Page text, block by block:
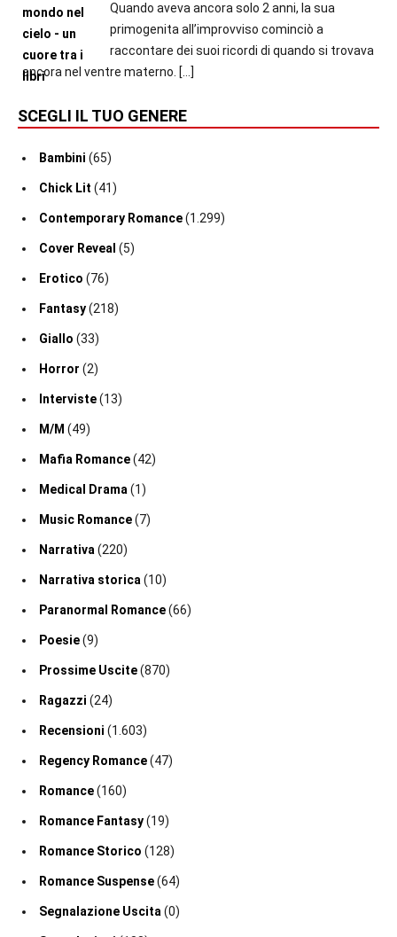
Quando aveva ancora solo 2 anni, la sua
primogenita all’improvviso cominciò a
raccontare dei suoi ricordi di quando si trovava
ancora nel ventre materno. […]
SCEGLI IL TUO GENERE
Bambini (65)
Chick Lit (41)
Contemporary Romance(1.299)
Cover Reveal (5)
Erotico (76)
Fantasy(218)
Giallo (33)
Horror (2)
Interviste(13)
M/M (49)
Mafia Romance(42)
Medical Drama(1)
Music Romance(7)
Narrativa(220)
Narrativa storica(10)
Paranormal Romance(66)
Poesie(9)
Prossime Uscite(870)
Ragazzi (24)
Recensioni (1.603)
Regency Romance(47)
Romance(160)
Romance Fantasy(19)
Romance Storico (128)
Romance Suspense(64)
Segnalazione Uscita(0)